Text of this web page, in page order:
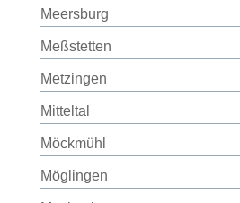
Meersburg
Meßstetten
Metzingen
Mitteltal
Möckmühl
Möglingen